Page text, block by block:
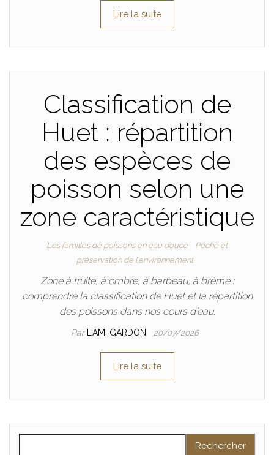
Lire la suite
Classification de
Huet : répartition
des espèces de
poisson selon une
zone caractéristique
Les familles de poissons en eau douce
Pêche et
préservation de l'environnement
Zone à truite, à ombre, à barbeau, à brème :
comprendre la classification de Huet et la répartition
des poissons dans nos cours d’eau.
Par L'AMI GARDON 20/07/2026
Lire la suite